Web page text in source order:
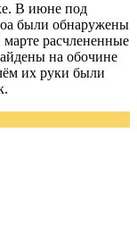
В июне под
были обнаружены
расчлененные
на обочине
их руки были